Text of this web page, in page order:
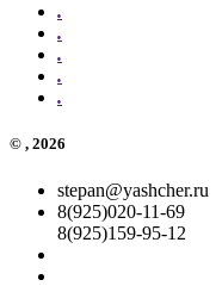
.
.
.
.
.
© , 2026
stepan@yashcher.ru
8(925)020-11-69
8(925)159-95-12